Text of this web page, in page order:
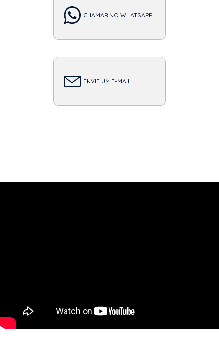
CHAMAR NO WHATSAPP
ENVIE UM E-MAIL